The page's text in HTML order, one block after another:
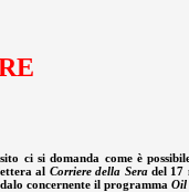
si domanda come è
al Corriere della Seradel 17
concernente il programma Oil